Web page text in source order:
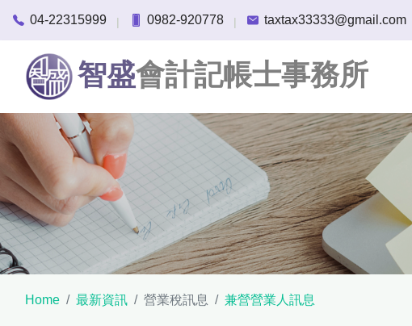
04-22315999 | 0982-920778 | taxtax33333@gmail.com
智盛會計記帳士事務所
Home 最新資訊 營業稅訊息 兼營營業人訊息